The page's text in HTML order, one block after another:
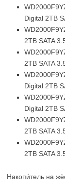
Digital 2TB
2TB SATA
2TB SATA
Digital 2TB
Digital 2TB
2TB SATA
2TB SATA
Накопи́тель на